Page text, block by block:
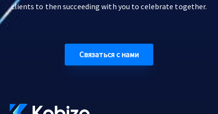
clients to then succeeding with you to celebrate together.
Связаться с нами